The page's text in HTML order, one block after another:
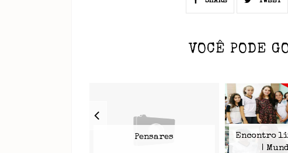
VOCÊ PODE
Pensares
Encontro
|